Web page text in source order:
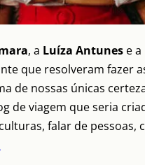
, a Luíza Antunes e a
que resolveram fazer
de nossas únicas
de viagem que seria
falar de